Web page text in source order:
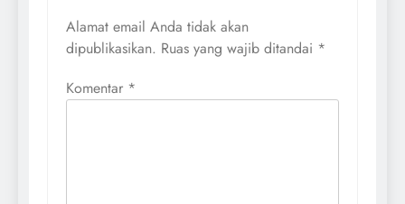
Alamat email Anda tidak akan
dipublikasikan. Ruas yang wajib ditandai *
Komentar *